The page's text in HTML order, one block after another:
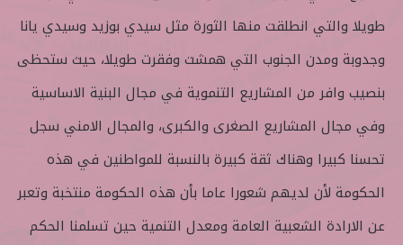
طويلا والتي انطلقت منها الثورة مثل سيدي بوزيد وسيدي يانا
وجدوبة ومدن الجنوب التي همشت وفقرت طويلا، حيث ستحظى
بنصيب وافر من المشاريع التنموية في مجال البنية الاساسية
وفي مجال المشاريع الصغرى والكبرى، والمجال الامني سجل
تحسنا كبيرا وهناك ثقة كبيرة بالنسبة للمواطنين في هذه
الحكومة لأن لديهم شعورا عاما بأن هذه الحكومة منتخبة وتعبر
عن الارادة الشعبية العامة ومعدل التنمية حين تسلمنا الحكم